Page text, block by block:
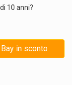
10 anni?
in sconto